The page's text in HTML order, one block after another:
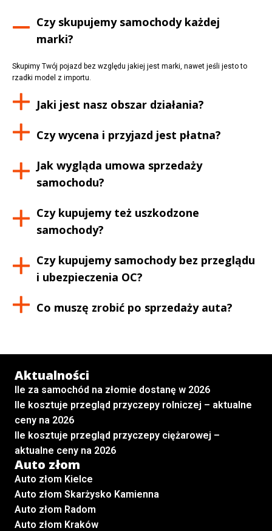
Czy skupujemy samochody każdej
marki?
Skupimy Twój pojazd bez względu jakiej jest marki, nawet jeśli jesto to
rzadki model z importu.
Jaki jest nasz obszar działania?
Czy wycena i przyjazd jest płatna?
Jak wygląda umowa sprzedaży
samochodu?
Czy kupujemy też uszkodzone
samochody?
Czy kupujemy samochody bez przeglądu
i ubezpieczenia OC?
Co muszę zrobić po sprzedaży auta?
Aktualności
Ile za samochód na złomie dostanę w 2026
Ile kosztuje przegląd przyczepy rolniczej – aktualne
ceny na 2026
Ile kosztuje przegląd przyczepy ciężarowej –
aktualne ceny na 2026
Auto złom
Auto złom Kielce
Auto złom Skarżysko Kamienna
Auto złom Radom
Auto złom Kraków